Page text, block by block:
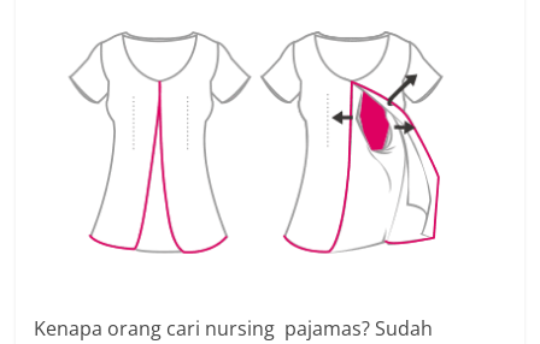
Kenapa orang cari nursing pajamas? Sudah